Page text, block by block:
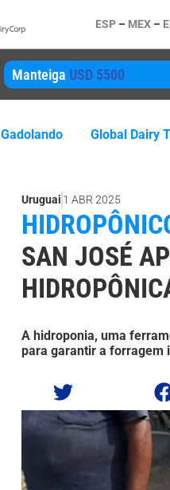
ESP – MEX –
Manteiga USD 5500
Gadolando Global Dairy
Uruguai 1 ABR 2025
SAN JOSÉ
A hidroponia, uma
para garantir a forragem